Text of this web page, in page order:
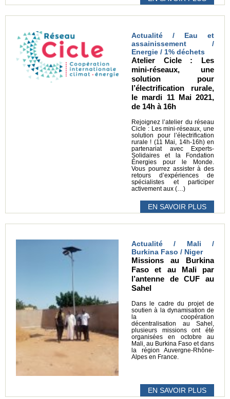
Actualité / Eau et
assainissement /
Energie / 1% déchets
Atelier Cicle : Les
mini-réseaux, une
solution pour
l’électrification rurale,
le mardi 11 Mai 2021,
de 14h à 16h
Rejoignez l’atelier du réseau
Cicle : Les mini-réseaux, une
solution pour l’électrification
rurale ! (11 Mai, 14h-16h) en
partenariat avec Experts-
Solidaires et la Fondation
Énergies pour le Monde.
Vous pourrez assister à des
retours d’expériences de
spécialistes et participer
activement aux (…)
EN SAVOIR PLUS
Actualité / Mali /
Burkina Faso / Niger
Missions au Burkina
Faso et au Mali par
l’antenne de CUF au
Sahel
Dans le cadre du projet de
soutien à la dynamisation de
la coopération
décentralisation au Sahel,
plusieurs missions ont été
organisées en octobre au
Mali, au Burkina Faso et dans
la région Auvergne-Rhône-
Alpes en France.
EN SAVOIR PLUS